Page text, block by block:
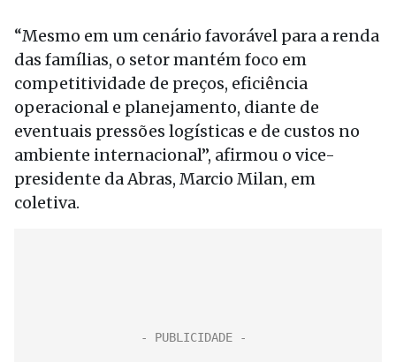
“Mesmo em um cenário favorável para a renda
das famílias, o setor mantém foco em
competitividade de preços, eficiência
operacional e planejamento, diante de
eventuais pressões logísticas e de custos no
ambiente internacional”, afirmou o vice-
presidente da Abras, Marcio Milan, em
coletiva.